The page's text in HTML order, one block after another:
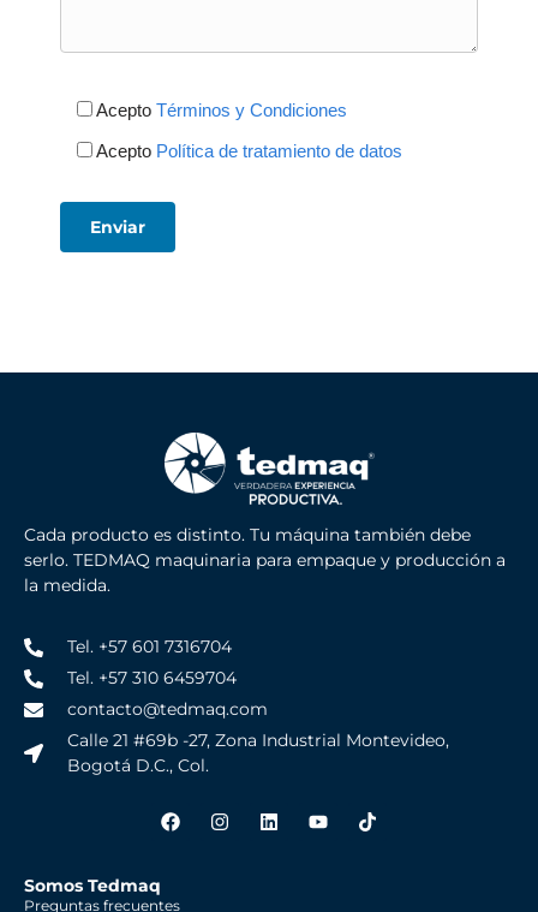
Acepto Términos y Condiciones
Acepto Política de tratamiento de datos
Cada producto es distinto. Tu máquina también debe
serlo. TEDMAQ maquinaria para empaque y producción a
la medida.
Tel. +57 601 7316704
Tel. +57 310 6459704
contacto@tedmaq.com
Calle 21 #69b -27, Zona Industrial Montevideo,
Bogotá D.C., Col.
Somos Tedmaq
Preguntas frecuentes